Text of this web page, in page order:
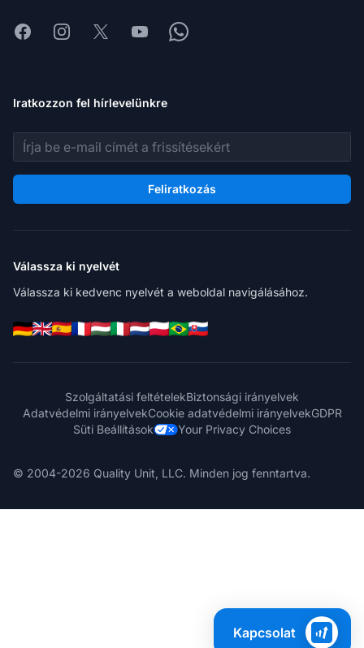
FacebookInstagram
X YoutubeWhatsapp
Iratkozzon fel hírlevelünkre
E-mail cím
Feliratkozás
Válassza ki nyelvét
Válassza ki kedvenc nyelvét a weboldal navigálásához.
Szolgáltatási feltételekBiztonsági irányelvek
Adatvédelmi irányelvekCookie adatvédelmi irányelvekGDPR
Süti Beállítások
Your Privacy Choices
© 2004-2026 Quality Unit, LLC. Minden jog fenntartva.
Kapcsolat